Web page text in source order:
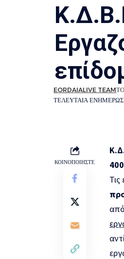
ΤΕΛΕΥΤΑΙΑ
EORDAIALIVE TEAM
ΚΟΙΝΟΠΟΙΗΣΤΕ
από